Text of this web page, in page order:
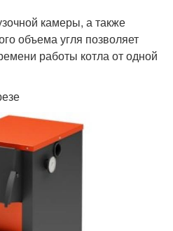
камеры, а также
объема угля позволяет
работы котла от одной